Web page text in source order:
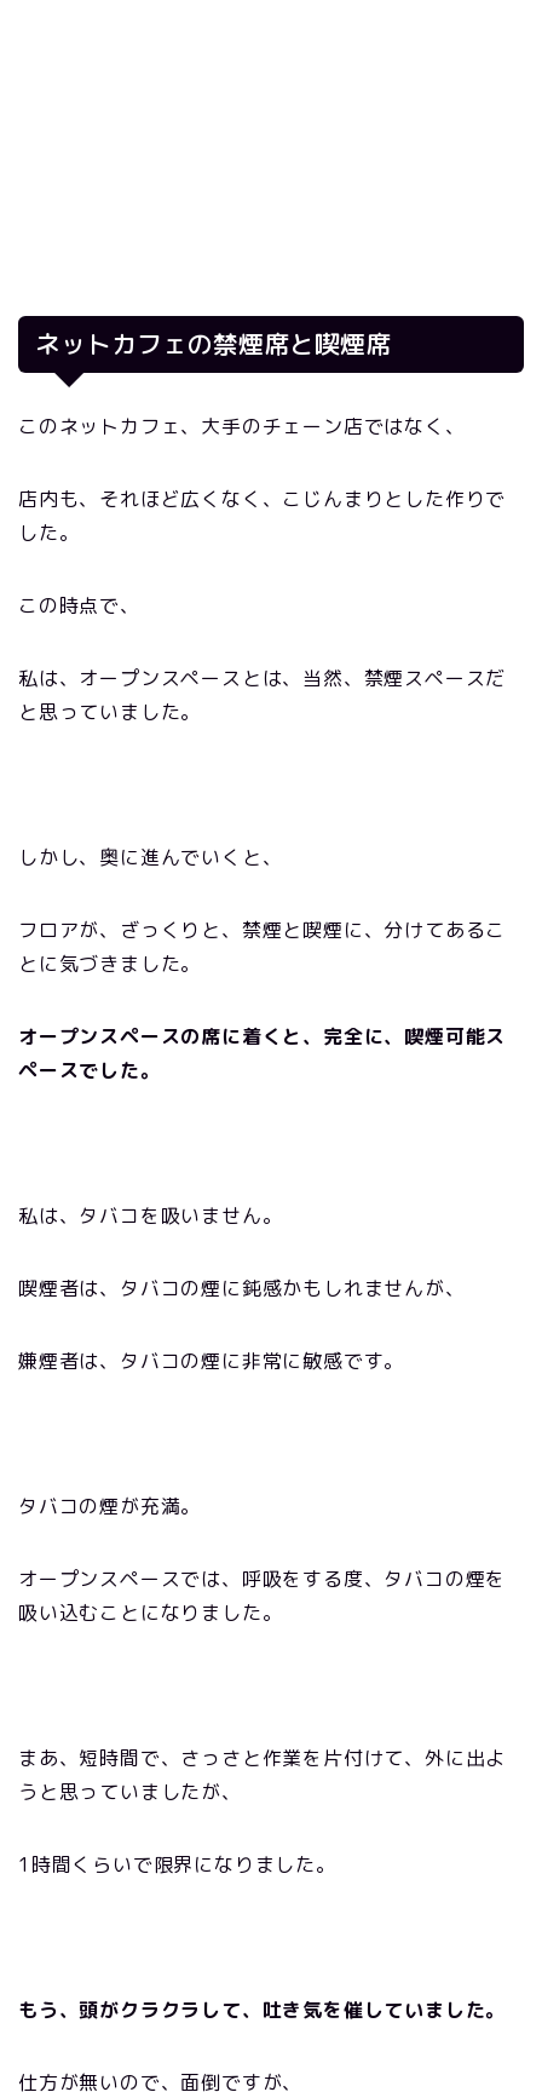
ネットカフェの禁煙席と喫煙席
このネットカフェ、大手のチェーン店ではなく、
店内も、それほど広くなく、こじんまりとした作りで
した。
この時点で、
私は、オープンスペースとは、当然、禁煙スペースだ
と思っていました。
しかし、奥に進んでいくと、
フロアが、ざっくりと、禁煙と喫煙に、分けてあるこ
とに気づきました。
オープンスペースの席に着くと、完全に、喫煙可能ス
ペースでした。
私は、タバコを吸いません。
喫煙者は、タバコの煙に鈍感かもしれませんが、
嫌煙者は、タバコの煙に非常に敏感です。
タバコの煙が充満。
オープンスペースでは、呼吸をする度、タバコの煙を
吸い込むことになりました。
まあ、短時間で、さっさと作業を片付けて、外に出よ
うと思っていましたが、
1 時間くらいで限界になりました。
もう、頭がクラクラして、吐き気を催していました。
仕方が無いので、面倒ですが、